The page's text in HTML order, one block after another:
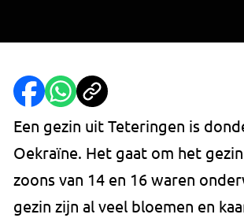
Een gezin uit Teteringen is
Oekraïne. Het gaat om het
zoons van 14 en 16 waren
gezin zijn al veel bloemen en